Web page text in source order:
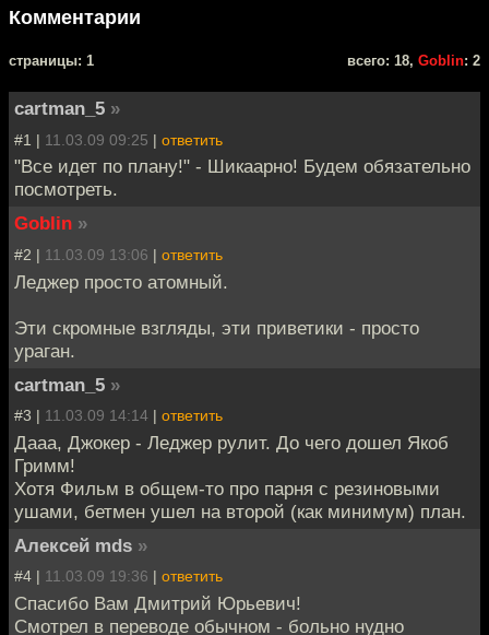
Комментарии
cтраницы: 1 всего: 18, Goblin: 2
cartman_5 »
#1 | 11.03.09 09:25 | ответить
"Все идет по плану!" - Шикаарно! Будем обязательно
посмотреть.
Goblin »
#2 | 11.03.09 13:06 | ответить
Леджер просто атомный.
Эти скромные взгляды, эти приветики - просто
ураган.
cartman_5 »
#3 | 11.03.09 14:14 | ответить
Дааа, Джокер - Леджер рулит. До чего дошел Якоб
Гримм!
Хотя Фильм в общем-то про парня с резиновыми
ушами, бетмен ушел на второй (как минимум) план.
Алексей mds »
#4 | 11.03.09 19:36 | ответить
Спасибо Вам Дмитрий Юрьевич!
Смотрел в переводе обычном - больно нудно